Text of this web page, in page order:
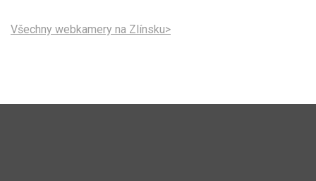
Všechny webkamery na Zlínsku>